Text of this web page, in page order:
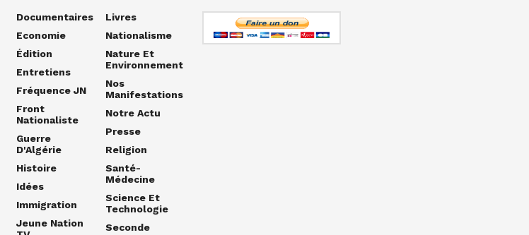
Documentaires
Economie
Édition
Entretiens
Fréquence JN
Front
Nationaliste
Guerre
D'Algérie
Histoire
Idées
Immigration
Jeune Nation
Livres
Nationalisme
Nature Et
Environnement
Nos
Manifestations
Notre Actu
Presse
Religion
Santé-
Médecine
Science Et
Technologie
Seconde